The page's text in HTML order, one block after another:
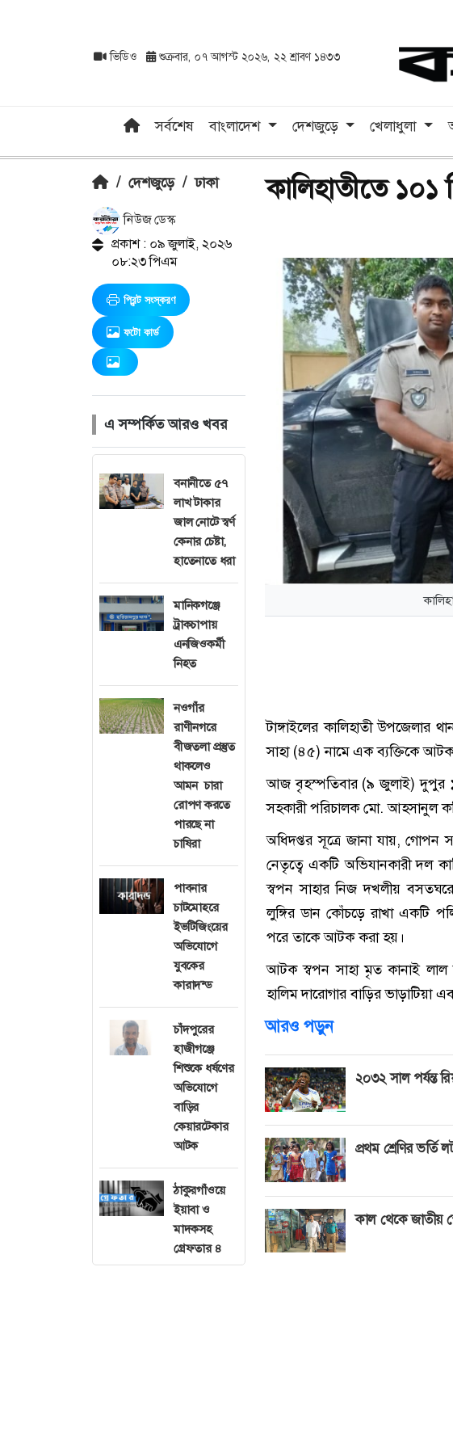
ভিডিও শুক্রবার, ০৭ আগস্ট ২০২৬, ২২ শ্রাবণ ১৪৩৩
সর্বশেষ বাংলাদেশ দেশজুড়ে খেলাধুলা
/ দেশজুড়ে / ঢাকা
নিউজ ডেস্ক
প্রকাশ : ০৯ জুলাই, ২০২৬
০৮:২৩ পিএম
প্রিন্ট সংস্করণ
ফটো কার্ড
এ সম্পর্কিত আরও খবর
বনানীতে ৫৭
লাখ টাকার
জাল নোটে স্বর্ণ
কেনার চেষ্টা,
হাতেনাতে ধরা
মানিকগঞ্জে
ট্রাকচাপায়
এনজিওকর্মী
নিহত
নওগাঁর
রাণীনগরে
বীজতলা প্রস্তুত
থাকলেও
আমন চারা
রোপণ করতে
পারছে না
চাষিরা
পাবনার
চাটমোহরে
ইভটিজিংয়ের
অভিযোগে
যুবকের
কারাদন্ড
চাঁদপুরের
হাজীগঞ্জে
শিশুকে ধর্ষণের
অভিযোগে
বাড়ির
কেয়ারটেকার
আটক
ঠাকুরগাঁওয়ে
ইয়াবা ও
মাদকসহ
গ্রেফতার ৪
কালিহাতীতে
টাঙ্গাইলের কালিহাতী উপজেলার
সাহা (৪৫) নামে এক ব্যক্তিকে আটক
আজ বৃহস্পতিবার (৯ জুলাই) দুপুর
সহকারী পরিচালক মো. আহসানুল
অধিদপ্তর সূত্রে জানা যায়, গোপন
নেতৃত্বে একটি অভিযানকারী দল
স্বপন সাহার নিজ দখলীয়
লুঙ্গির ডান কোঁচড়ে রাখা একটি
পরে তাকে আটক করা হয়।
আটক স্বপন সাহা মৃত কানাই লাল
হালিম দারোগার বাড়ির ভাড়াটিয়া
আরও পড়ুন
২০৩২ সাল পর্যন্ত
প্রথম শ্রেণির ভর্তি
কাল থেকে জাতীয়